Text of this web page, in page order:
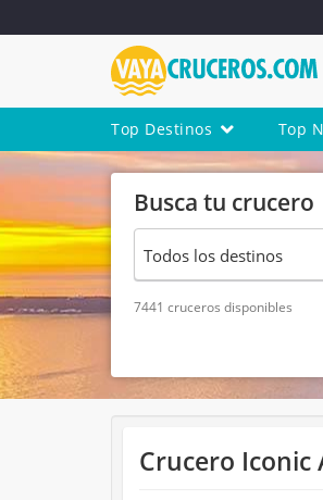
Top Destinos Top
Busca tu crucero
7441 cruceros disponibles
Crucero Iconic